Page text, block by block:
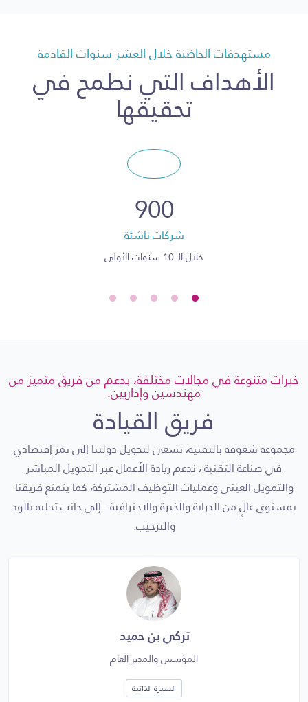
رحلة بناء الإستثمار
دراسة الجدوي
مخزن البيانات التقنية
مستهدفات الحاضنة خلال العشر سنوات القادمة
الأهداف التي نطمح في
تحقيقها
900
شركات ناشئة
خلال الـ 10 سنوات الأولى
خبرات متنوعة في مجالات مختلفة، بدعم من فريق متميز من
مهندسين وإداريين.
فريق القيادة
مجموعة شغوفة بالتقنية، نسعى لتحويل دولتنا إلى نمر إقتصادي
في صناعة التقنية ، ندعم ريادة الأعمال عبر التمويل المباشر
والتمويل العيني وعمليات التوظيف المشتركة، كما يتمتع فريقنا
بمستوى عالٍ من الدراية والخبرة والاحترافية - إلى جانب تحليه بالود
والترحيب.
تركي بن حميد
المؤسس والمدير العام
السيرة الذاتية